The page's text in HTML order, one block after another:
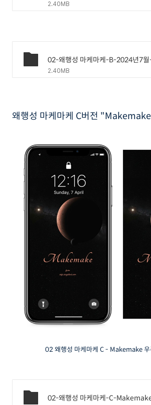
2.40MB
2.40MB
왜행성 마케마케 C버전
02 왜행성 마케마케 C - Makemake 우